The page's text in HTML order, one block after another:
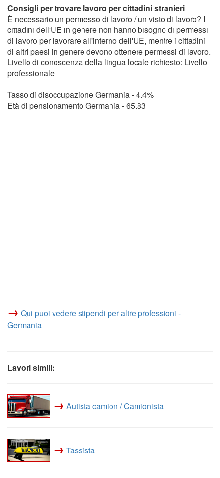
Consigli per trovare lavoro per cittadini stranieri
È necessario un permesso di lavoro / un visto di lavoro? I
cittadini dell'UE in genere non hanno bisogno di permessi
di lavoro per lavorare all'interno dell'UE, mentre i cittadini
di altri paesi in genere devono ottenere permessi di lavoro.
Livello di conoscenza della lingua locale richiesto: Livello
professionale
Tasso di disoccupazione Germania - 4.4%
Età di pensionamento Germania - 65.83
→ Qui puoi vedere stipendi per altre professioni -
Germania
Lavori simili:
→ Autista camion / Camionista
→ Tassista